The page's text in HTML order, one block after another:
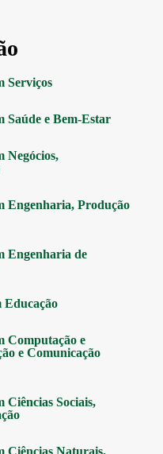
Serviços
Saúde e Bem-Estar
Negócios,
Engenharia, Produção
Engenharia de
Educação
Computação e
e Comunicação
Ciências Sociais,
Ciências Naturais,